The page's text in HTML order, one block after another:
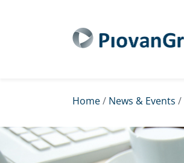
Home/ News & Events /